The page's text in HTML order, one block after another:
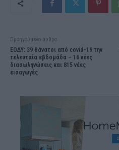
Προηγούμενο άρθρο
ΕΟΔΥ: 39 θάνατοι από covid-19 την
τελευταία εβδομάδα – 16 νέες
διασωληνώσεις και 815 νέες
εισαγωγές